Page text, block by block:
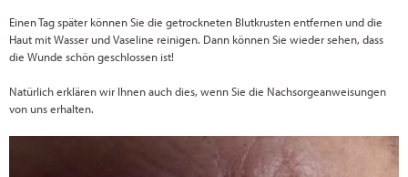
Einen Tag später können Sie die getrockneten Blutkrusten entfernen und die
Haut mit Wasser und Vaseline reinigen. Dann können Sie wieder sehen, dass
die Wunde schön geschlossen ist!
Natürlich erklären wir Ihnen auch dies, wenn Sie die Nachsorgeanweisungen
von uns erhalten.